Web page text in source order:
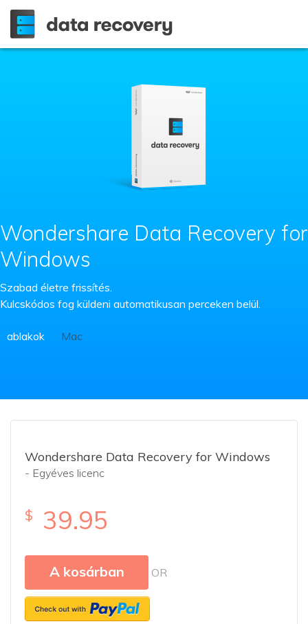
Wondershare Data Recovery for
Windows
Szabad életre frissítés.
Kulcskódos fog küldeni automatikusan perceken belül.
ablakok Mac
Wondershare Data Recovery for Windows
- Egyéves licenc
$ 39.95
A kosárban OR